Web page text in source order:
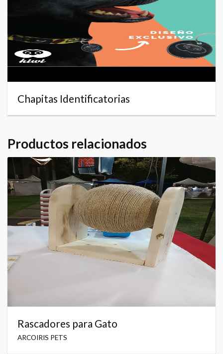
Chapitas Identificatorias
Productos relacionados
Rascadores para Gato
ARCOIRIS PETS